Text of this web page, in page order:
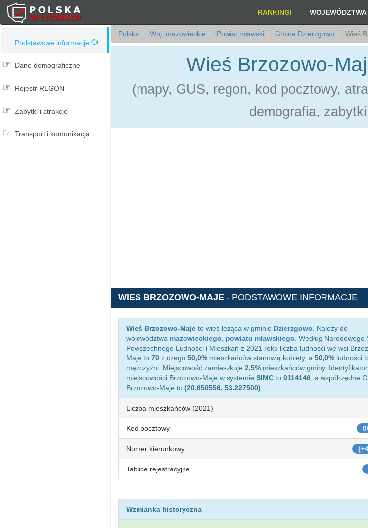
RANKINGI WOJEWÓDZTWA
Podstawowe informacje
Dane demograficzne
Rejestr REGON
Zabytki i atrakcje
Transport i komunikacja
Polska Woj. mazowieckie Powiat mławski Gmina Dzierzgowo Wieś
Wieś Brzozowo-
(mapy, GUS, regon, kod pocztowy,
demografia,
WIEŚ BRZOZOWO-MAJE - PODSTAWOWE INFORMACJE
Wieś Brzozowo-Maje to wieś leżąca w gminie Dzierzgowo . Należy do
województwa mazowieckiego powiatu mławskiego . Według Narodowego
Powszechnego Ludności i Mieszkań z 2021 roku liczba ludności we wsi
Maje to 70 z czego 50,0% mieszkańców stanowią kobiety, a 50,0% ludności
mężczyźni. Miejscowość zamieszkuje 2,5% mieszkańców gminy. Identyfikator
miejscowości Brzozowo-Maje w systemie SIMC to 0114146 , a współrzędne
Brzozowo-Maje to (20.650556, 53.227500)
Liczba mieszkańców (2021)
Kod pocztowy
Numer kierunkowy
Tablice rejestracyjne
Wzmianka historyczna